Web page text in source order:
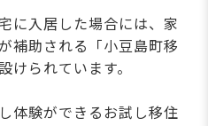
に入居した場合には、家
補助される「小豆島町移
けられています。
体験ができるお試し移住